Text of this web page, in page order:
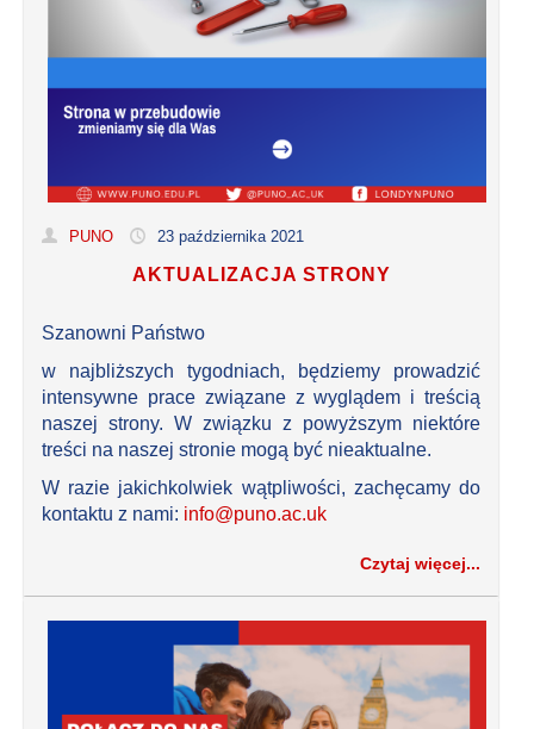
PUNO 23 października 2021
AKTUALIZACJA STRONY
Szanowni Państwo
w najbliższych tygodniach, będziemy prowadzić
intensywne prace związane z wyglądem i treścią
naszej strony. W związku z powyższym niektóre
treści na naszej stronie mogą być nieaktualne.
W razie jakichkolwiek wątpliwości, zachęcamy do
kontaktu z nami: info@puno.ac.uk
Czytaj więcej...